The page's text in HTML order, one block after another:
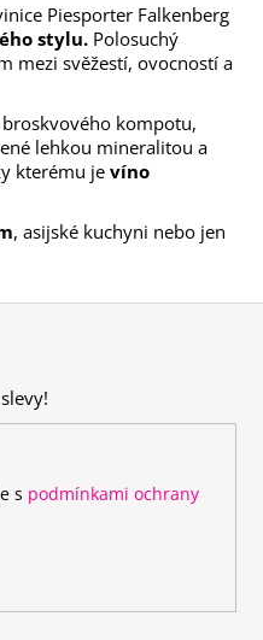
Piesporter Falkenberg
stylu. Polosuchý
mezi svěžestí, ovocností a
kompotu,
lehkou mineralitou a
kterému je víno
, asijské kuchyni nebo jen
s podmínkami ochrany